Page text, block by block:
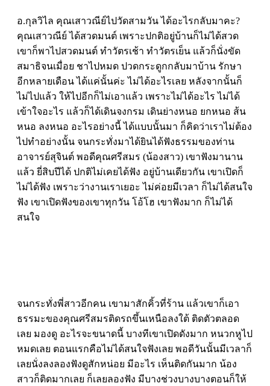
อ.กุลวิไล คุณเสาวณีย์ไปวัดสามวัน ได้อะไรกลับมาคะ?
คุณเสาวณีย์ ได้สวดมนต์ เพราะปกติอยู่บ้านก็ไม่ได้สวด
เขาก็พาไปสวดมนต์ ทำวัตรเช้า ทำวัตรเย็น แล้วก็นั่งขัด
สมาธิจนเมื่อย ชาไปหมด ปวดกระดูกกลับมาบ้าน รักษา
อีกหลายเดือน ได้แค่นั้นค่ะ ไม่ได้อะไรเลย หลังจากนั้นก็
ไม่ไปแล้ว ให้ไปอีกก็ไม่เอาแล้ว เพราะไม่ได้อะไร ไม่ได้
เข้าใจอะไร แล้วก็ได้เดินจงกรม เดินย่างหนอ ยกหนอ ส้น
หนอ ลงหนอ อะไรอย่างนี้ ได้แบบนั้นมา ก็คิดว่าเราไม่ต้อง
ไปทำอย่างนั้น จนกระทั่งมาได้ยินได้ฟังธรรมของท่าน
อาจารย์สุจินต์ พอดีคุณศรีสมร (น้องสาว) เขาฟังมานาน
แล้ว ยี่สิบปีได้ ปกติไม่เคยได้ฟัง อยู่บ้านเดียวกัน เขาเปิดก็
ไม่ได้ฟัง เพราะว่างานเราเยอะ ไม่ค่อยมีเวลา ก็ไม่ได้สนใจ
ฟัง เขาเปิดฟังของเขาทุกวัน โอ้โฮ เขาฟังมาก ก็ไม่ได้
สนใจ
จนกระทั่งพี่สาวอีกคน เขามาสักคิ้วที่ร้าน แล้วเขาก็เอา
ธรรมะของคุณศรีสมรติดรถขึ้นเหนือลงใต้ ติดตัวตลอด
เลย มองดู อะไรจะขนาดนี้ บางทีเขาเปิดดังมาก หนวกหูไป
หมดเลย ตอนแรกคือไม่ได้สนใจฟังเลย พอดีวันนั้นมีเวลาก็
เลยนั่งลงลองฟังดูสักหน่อย มีอะไร เห็นติดกันมาก น้อง
สาวก็ติดมากเลย ก็เลยลองฟัง มีบางช่วงบางบางตอนก็ให้